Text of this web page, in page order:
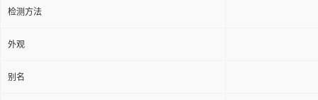
检测方法
外观
别名